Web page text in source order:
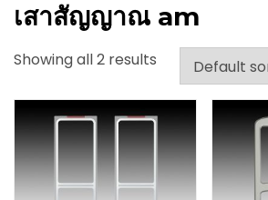
เสาสัญญาณ am
Showing all 2 results